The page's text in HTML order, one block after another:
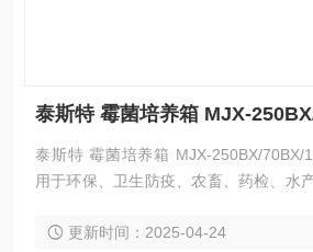
泰斯特 霉菌培养箱 MJX-
泰斯特 霉菌培养箱 MJX-250BX/70BX/
用于环保、卫生防疫、农畜、药检、水
的设备。 标准型产品特点： 1、镜面不
更新时间：2025-04-24